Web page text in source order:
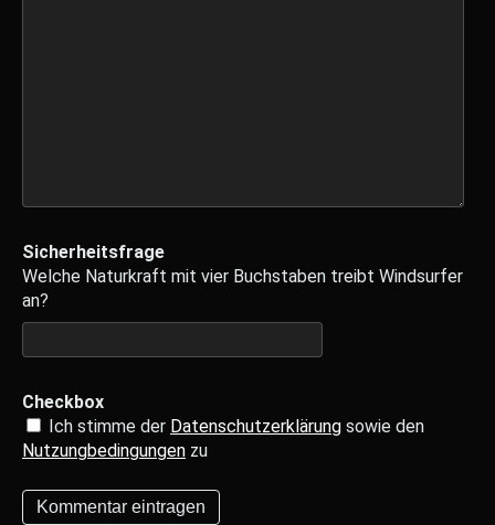
Sicherheitsfrage
Welche Naturkraft mit vier Buchstaben treibt Windsurfer
an?
Checkbox
Ich stimme der Datenschutzerklärung sowie den
Nutzungbedingungen zu